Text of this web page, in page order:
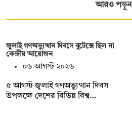
আরও পড়ুন
জুলাই গণঅভ্যুত্থান দিবসে বুটেক্সে ছিল না
কেন্দ্রীয় আয়োজন
০৬ আগস্ট ২০২৬
৫ আগস্ট জুলাই গণঅভ্যুত্থান দিবস
উপলক্ষে দেশের বিভিন্ন বিশ্ব…